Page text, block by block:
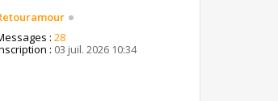
: 28
: 03 juil. 2026 10:34